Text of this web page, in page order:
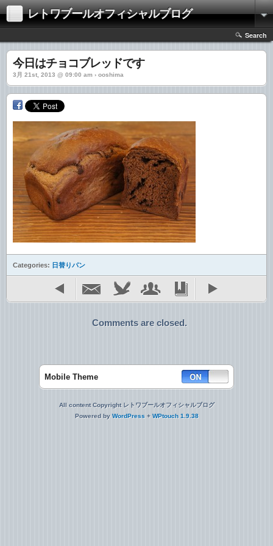
レトワブールオフィシャルブログ
Search
今日はチョコブレッドです
3月 21st, 2013 @ 09:00 am › ooshima
Categories: 日替りパン
Comments are closed.
Mobile Theme
All content Copyright レトワブールオフィシャルブログ
Powered by WordPress + WPtouch 1.9.38